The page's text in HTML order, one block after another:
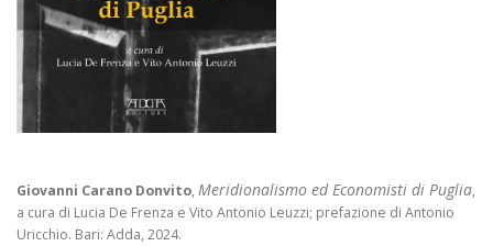
Giovanni Carano Donvito, Meridionalismo ed Economisti di Puglia,
a cura di Lucia De Frenza e Vito Antonio Leuzzi; prefazione di Antonio
Uricchio. Bari: Adda, 2024.